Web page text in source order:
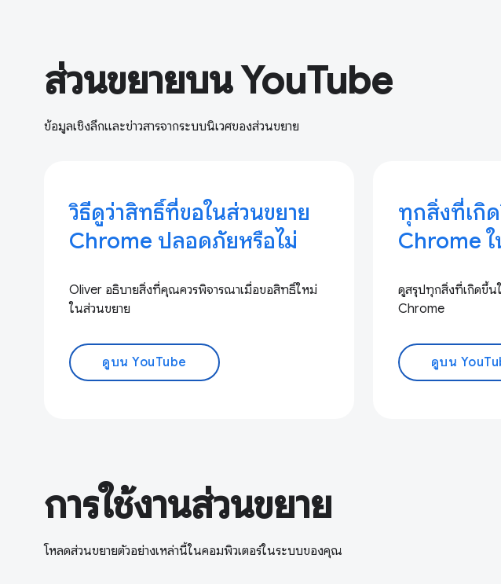
ส่วนขยายบน YouTube
ข้อมูลเชิงลึกและข่าวสารจากระบบนิเวศของส่วนขยาย
วิธีดูว่าสิทธิ์ที่ขอในส่วนขยาย
Chrome ปลอดภัยหรือไม่
Oliver อธิบายสิ่งที่คุณควรพิจารณาเมื่อขอสิทธิ์ใหม่
ในส่วนขยาย
ดูบน YouTube
ทุกสิ่งที่เกิ
Chrome
ดูสรุปทุกสิ่งที่เกิดขึ้
Chrome
ดูบน
การใช้งานส่วนขยาย
โหลดส่วนขยายตัวอย่างเหล่านี้ในคอมพิวเตอร์ในระบบของคุณ